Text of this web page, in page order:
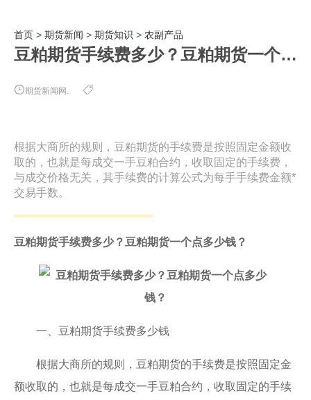
首页 > 期货新闻 > 期货知识 > 农副产品
豆粕期货手续费多少？豆粕期货一个点多少钱？
期货新闻网.
根据大商所的规则，豆粕期货的手续费是按照固定金额收
取的，也就是每成交一手豆粕合约，收取固定的手续费，
与成交价格无关，其手续费的计算公式为每手手续费金额*
交易手数。
豆粕期货手续费多少？豆粕期货一个点多少钱？
一、豆粕期货手续费多少钱
根据大商所的规则，豆粕期货的手续费是按照固定金
额收取的，也就是每成交一手豆粕合约，收取固定的手续